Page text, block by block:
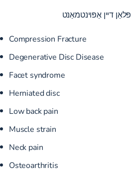
פּלאַן דיין אַפּוינטמאַנט
Compression Fracture
Degenerative Disc Disease
Facet syndrome
Herniated disc
Low back pain
Muscle strain
Neck pain
Osteoarthritis